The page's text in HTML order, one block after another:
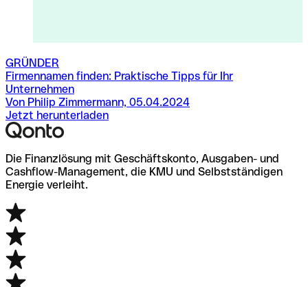
GRÜNDER
Firmennamen finden: Praktische Tipps für Ihr
Unternehmen
Von Philip Zimmermann, 05.04.2024
Jetzt herunterladen
Die Finanzlösung mit Geschäftskonto, Ausgaben- und
Cashflow-Management, die KMU und Selbstständigen
Energie verleiht.